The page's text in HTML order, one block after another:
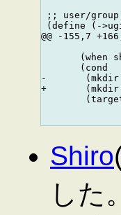
;; user/
(define (-
@@ -155,7
(when
       (cond
-       (mkdir
+       (mkdir
Shiro
した